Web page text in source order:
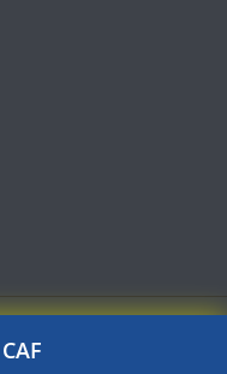
familiales.fr
CAF